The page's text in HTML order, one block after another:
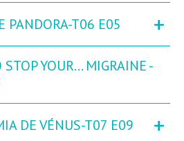
PANDORA-T06 E05 +
YOUR... MIGRAINE -
DE VÉNUS-T07 E09 +